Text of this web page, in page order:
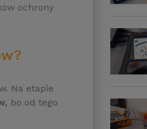
ochrony
Na etapie
bo od tego